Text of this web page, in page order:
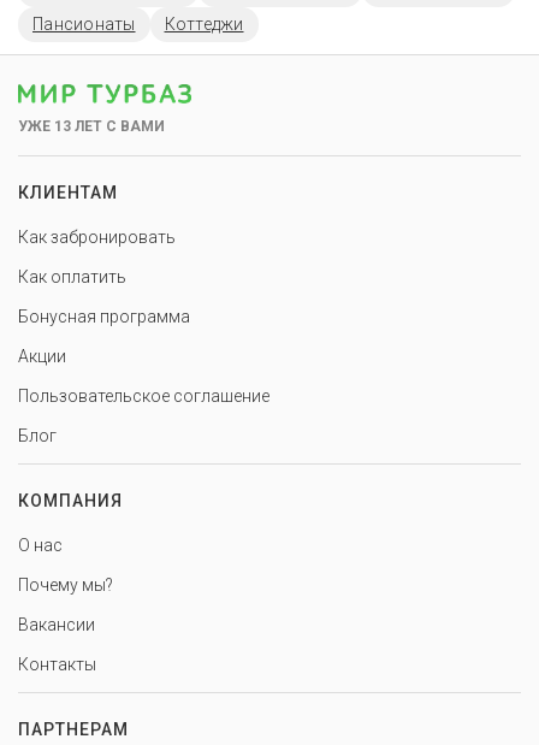
Пансионаты
Коттеджи
УЖЕ 13 ЛЕТ С ВАМИ
КЛИЕНТАМ
Как забронировать
Как оплатить
Бонусная программа
Акции
Пользовательское соглашение
Блог
КОМПАНИЯ
О нас
Почему мы?
Вакансии
Контакты
ПАРТНЕРАМ